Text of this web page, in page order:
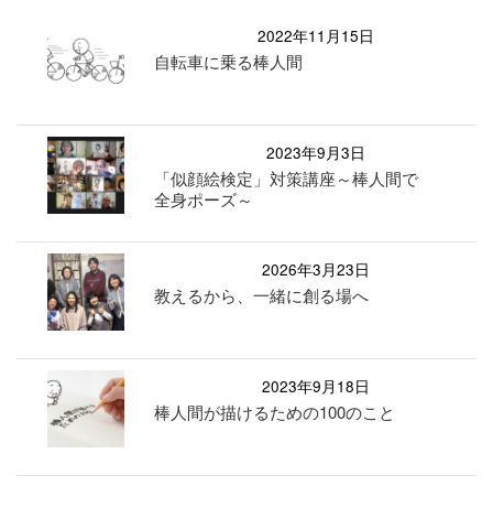
2022年11月15日
自転車に乗る棒人間
2023年9月3日
「似顔絵検定」対策講座～棒人間で
全身ポーズ～
2026年3月23日
教えるから、一緒に創る場へ
2023年9月18日
棒人間が描けるための100のこと